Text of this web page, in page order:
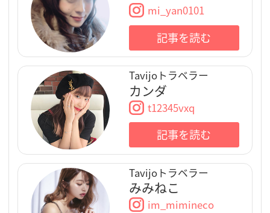
mi_yan0101
記事を読む
Tavijoトラベラー
カンダ
t12345vxq
記事を読む
Tavijoトラベラー
みみねこ
im_mimineco